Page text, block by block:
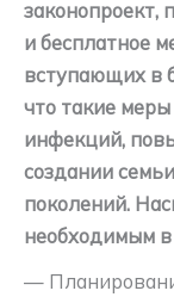
законопроект,
и бесплатное
вступающих в
что такие
инфекций,
создании
поколений.
необходимым
—